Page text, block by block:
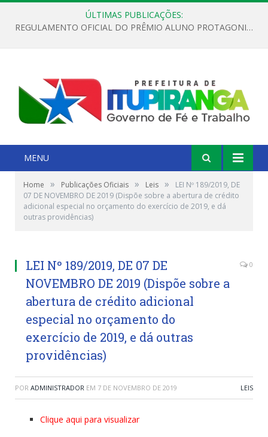
ÚLTIMAS PUBLICAÇÕES:
REGULAMENTO OFICIAL DO PRÊMIO ALUNO PROTAGONISTA – EDIÇÃO 2026
MENU
Home » Publicações Oficiais » Leis »
LEI Nº 189/2019, DE
07 DE NOVEMBRO DE 2019 (Dispõe sobre a abertura de crédito
adicional especial no orçamento do exercício de 2019, e dá
outras providências)
LEI Nº 189/2019, DE 07 DE
NOVEMBRO DE 2019 (Dispõe sobre a
abertura de crédito adicional
especial no orçamento do
exercício de 2019, e dá outras
providências)
0
POR ADMINISTRADOR EM 7 DE NOVEMBRO DE 2019 LEIS
Clique aqui para visualizar